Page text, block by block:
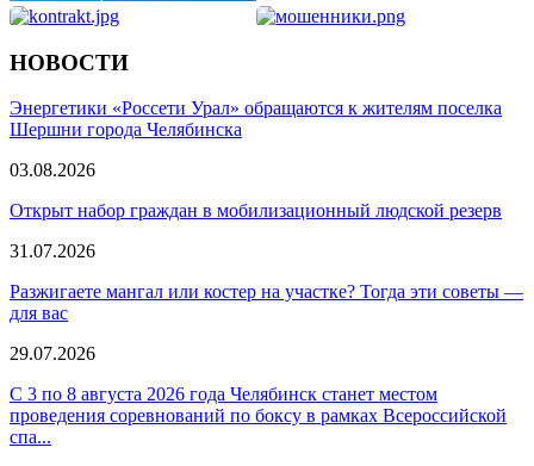
Сообщить о проблеме
НОВОСТИ
Энергетики «Россети Урал» обращаются к жителям поселка
Шершни города Челябинска
03.08.2026
Открыт набор граждан в мобилизационный людской резерв
31.07.2026
Разжигаете мангал или костер на участке? Тогда эти советы —
для вас
29.07.2026
С 3 по 8 августа 2026 года Челябинск станет местом
проведения соревнований по боксу в рамках Всероссийской
спа...